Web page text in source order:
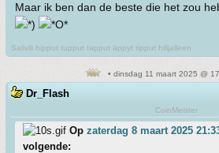
Maar ik ben dan de beste die het zou
Salivili hipput tupput tapput äppyt tipput hilijalleen
• dinsdag 11 maart 2025 @
Dr_Flash
CoinMeister
Op zaterdag 8 maart 2025
volgende: